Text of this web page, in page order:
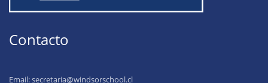
Contacto
Email:secretaria@windsorschool.cl